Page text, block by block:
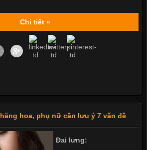
Chi tiết »
hoa, phụ nữ cần lưu ý 7 vấn đề
Đai lưng: